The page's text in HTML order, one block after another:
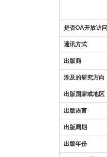
是否OA开放访问
通讯方式
出版商
涉及的研究方向
出版国家或地区
出版语言
出版周期
出版年份